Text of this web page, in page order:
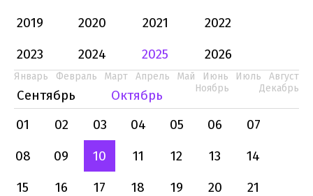
2019
2020 2021
2022
2023
2024 2025 2026
Январь Февраль Март Апрель Май Июнь Июль Август
Сентябрь Октябрь Ноябрь Декабрь
01 02 03 04 05 06
07
08
09 10 11 12 13
14
15
16 17 18 19 20
21